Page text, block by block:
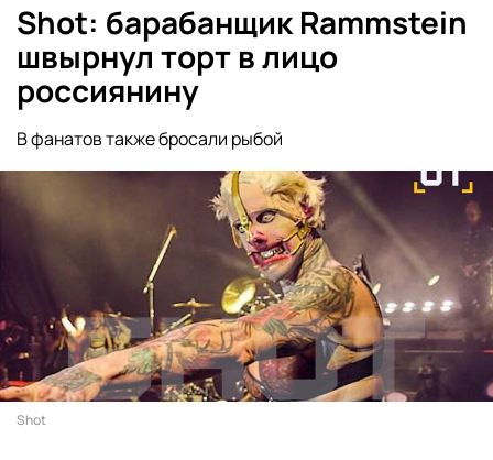
Shot: барабанщик Rammstein
швырнул торт в лицо
россиянину
В фанатов также бросали рыбой
Shot